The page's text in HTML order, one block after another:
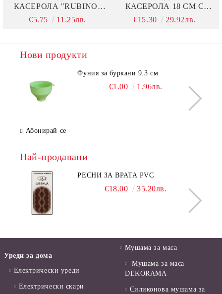
КАСЕРОЛА "RUBINO"
16СМ
€5.75 11.25лв.
КАСЕРОЛА 18 СМ С
МЕТАЛЕН КАПАК
€15.30 29.92лв.
Нови продукти
Фуния за буркани 9.3 см
€1.00 1.96лв.
Абонирай се
Най-продавани
РЕСНИ ЗА ВРАТА PVC
€18.00 35.20лв.
Уреди за дома
Електрически уреди
Електрически скари
Мушама за маса
Мушама за маса
DEKORAMA
Силиконова мушама за